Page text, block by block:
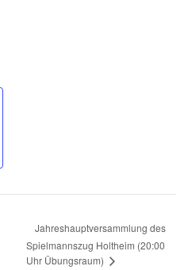
Jahreshauptversammlung des
Spielmannszug Holtheim (20:00
Uhr Übungsraum)